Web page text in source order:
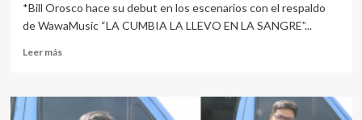
*Bill Orosco hace su debut en los escenarios con el respaldo
de WawaMusic “LA CUMBIA LA LLEVO EN LA SANGRE”...
Leer másLeer
Bill
Orosco